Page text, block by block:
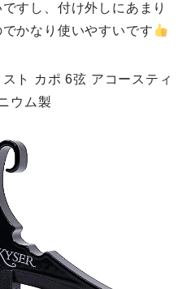
すし、付け外しにあまり
かなり使いやすいです
ト カポ 6弦 アコースティ
ウム製